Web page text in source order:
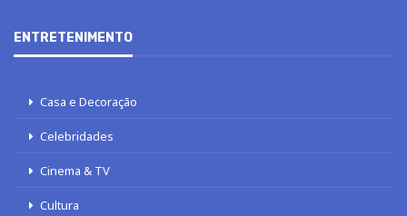
ENTRETENIMENTO
Casa e Decoração
Celebridades
Cinema & TV
Cultura